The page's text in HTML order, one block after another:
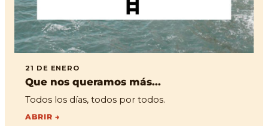
21 DE ENERO
Que nos queramos más...
Todos los días, todos por todos.
ABRIR →